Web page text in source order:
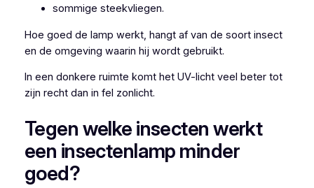
sommige steekvliegen.
Hoe goed de lamp werkt, hangt af van de soort insect
en de omgeving waarin hij wordt gebruikt.
In een donkere ruimte komt het UV-licht veel beter tot
zijn recht dan in fel zonlicht.
Tegen welke insecten werkt
een insectenlamp minder
goed?